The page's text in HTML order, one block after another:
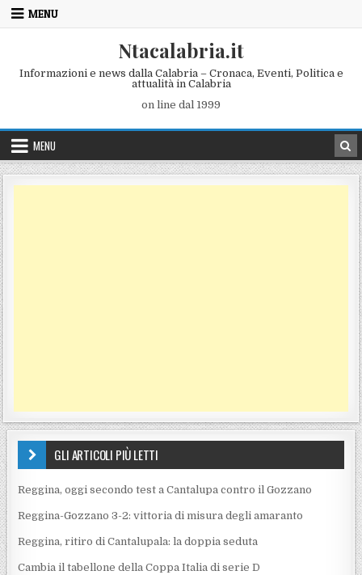
Skip to content
MENU
Ntacalabria.it
Informazioni e news dalla Calabria – Cronaca, Eventi, Politica e
attualità in Calabria
on line dal 1999
MENU
GLI ARTICOLI PIÙ LETTI
Reggina, oggi secondo test a Cantalupa contro il Gozzano
Reggina-Gozzano 3-2: vittoria di misura degli amaranto
Reggina, ritiro di Cantalupala: la doppia seduta
Cambia il tabellone della Coppa Italia di serie D